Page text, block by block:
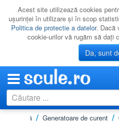
Acest site utilizează cookies
uşurinţei în utilizare şi în scop
Politica de protectie a datelor. Dacă
cookie-urilor vă rugăm să daţi
Da, sunt
CATEGORII
Acasă Generatoare de curent